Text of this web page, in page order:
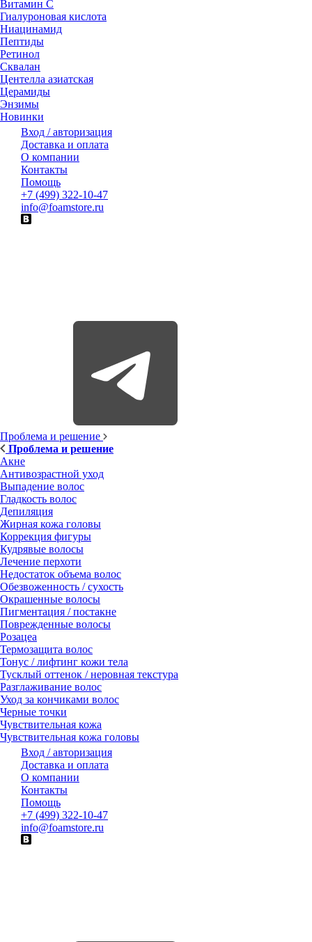
Витамин С
Гиалуроновая кислота
Ниацинамид
Пептиды
Ретинол
Сквалан
Центелла азиатская
Церамиды
Энзимы
Новинки
Вход / авторизация
Доставка и оплата
О компании
Контакты
Помощь
+7 (499) 322-10-47
info@foamstore.ru
Проблема и решение
Проблема и решение
Акне
Антивозрастной уход
Выпадение волос
Гладкость волос
Депиляция
Жирная кожа головы
Коррекция фигуры
Кудрявые волосы
Лечение перхоти
Недостаток объема волос
Обезвоженность / сухость
Окрашенные волосы
Пигментация / постакне
Поврежденные волосы
Розацеа
Термозащита волос
Тонус / лифтинг кожи тела
Тусклый оттенок / неровная текстура
Разглаживание волос
Уход за кончиками волос
Черные точки
Чувствительная кожа
Чувствительная кожа головы
Вход / авторизация
Доставка и оплата
О компании
Контакты
Помощь
+7 (499) 322-10-47
info@foamstore.ru